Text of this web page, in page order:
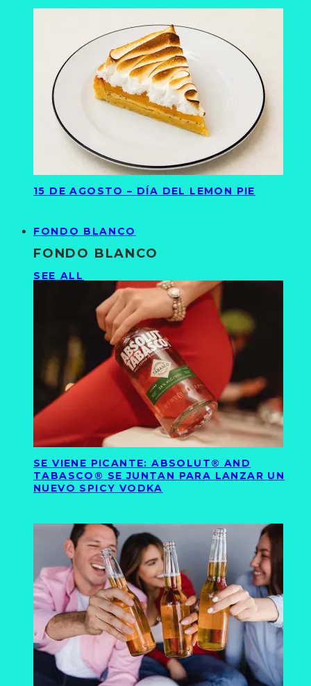
15 DE AGOSTO – DÍA DEL LEMON PIE
FONDO BLANCO
FONDO BLANCO
SEE ALL
SE VIENE PICANTE: ABSOLUT® AND
TABASCO® SE JUNTAN PARA LANZAR UN
NUEVO SPICY VODKA